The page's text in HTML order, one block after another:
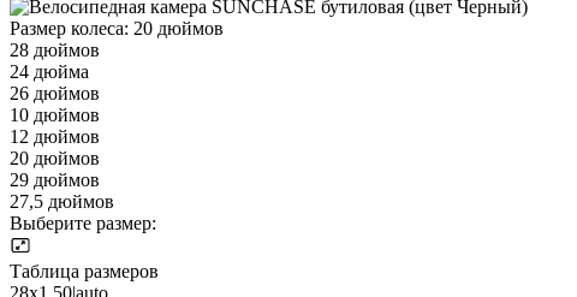
Размер колеса: 20 дюймов
28 дюймов
24 дюйма
26 дюймов
10 дюймов
12 дюймов
20 дюймов
29 дюймов
27,5 дюймов
Выберите размер:
Таблица размеров
28x1,50|auto